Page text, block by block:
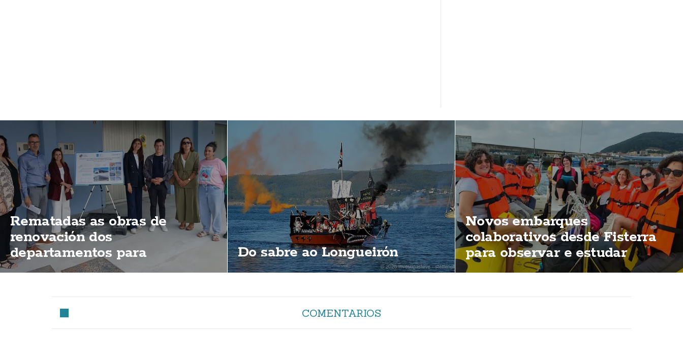
Rematadas as obras de
renovación dos
departamentos para
mariñeiros do porto de
Do sabre ao Longueirón
Novos embarques
colaborativos desde Fisterra
para observar e estudar
cetáceos
COMENTARIOS